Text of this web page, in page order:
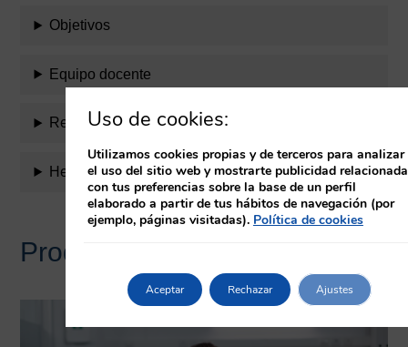
Objetivos
Equipo docente
Requisitos
Herramientas
Productos relacionados
Uso de cookies:
Utilizamos cookies propias y de terceros para analizar
el uso del sitio web y mostrarte publicidad relacionada
con tus preferencias sobre la base de un perfil
elaborado a partir de tus hábitos de navegación (por
ejemplo, páginas visitadas). Política de cookies
Aceptar Rechazar Ajustes